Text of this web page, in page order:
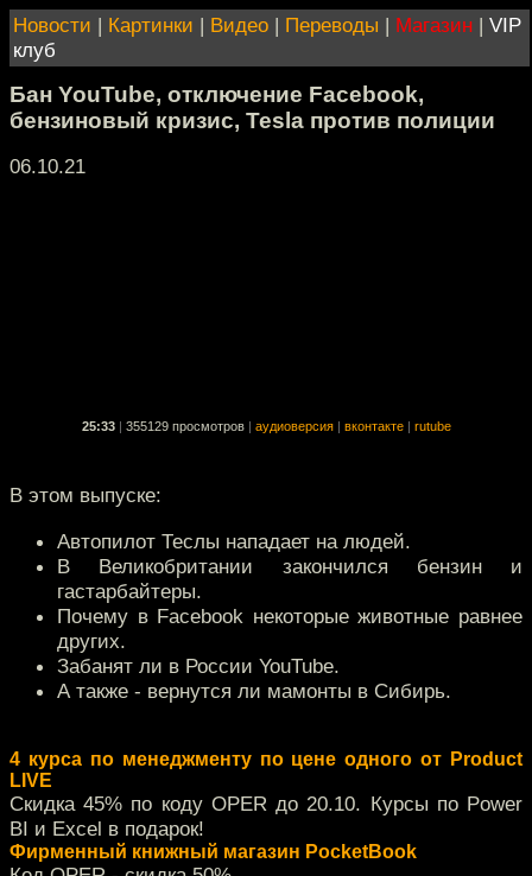
Новости | Картинки | Видео | Переводы | Магазин | VIP
клуб
Бан YouTube, отключение Facebook,
бензиновый кризис, Tesla против полиции
06.10.21
25:33 355129 просмотров аудиоверсия вконтакте rutube
В этом выпуске:
Автопилот Теслы нападает на людей.
В Великобритании закончился бензин и
гастарбайтеры.
Почему в Facebook некоторые животные равнее
других.
Забанят ли в России YouTube.
А также - вернутся ли мамонты в Сибирь.
4 курса по менеджменту по цене одного от Product
LIVE
Скидка 45% по коду OPER до 20.10. Курсы по Power
BI и Excel в подарок!
Фирменный книжный магазин PocketBook